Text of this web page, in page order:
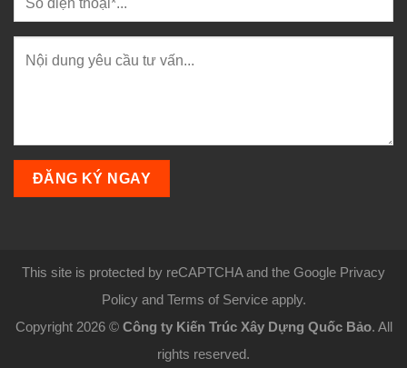
This site is protected by reCAPTCHA and the Google Privacy
Policy and Terms of Service apply.
Copyright 2026 © Công ty Kiến Trúc Xây Dựng Quốc Bảo. All
rights reserved.